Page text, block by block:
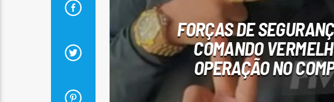
FORÇAS DE
COMANDO
OPERAÇÃO NO